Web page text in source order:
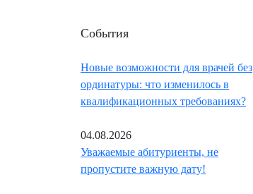
События
Новые возможности для врачей без
ординатуры: что изменилось в
квалификационных требованиях?
04.08.2026
Уважаемые абитуриенты, не
пропустите важную дату!